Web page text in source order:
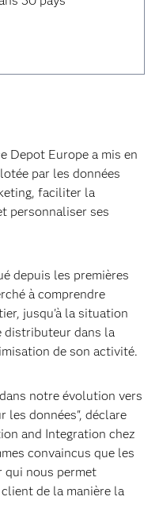
Depot Europe a mis en
par les données
faciliter la
personnaliser ses
depuis les premières
à comprendre
jusqu'à la situation
distributeur dans la
de son activité.
notre évolution vers
les données", déclare
and Integration chez
convaincus que les
qui nous permet
de la manière la